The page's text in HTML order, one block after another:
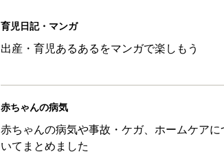
育児日記・マンガ
出産・育児あるあるをマンガで楽しもう
赤ちゃんの病気
赤ちゃんの病気や事故・ケガ、ホームケアに
いてまとめました